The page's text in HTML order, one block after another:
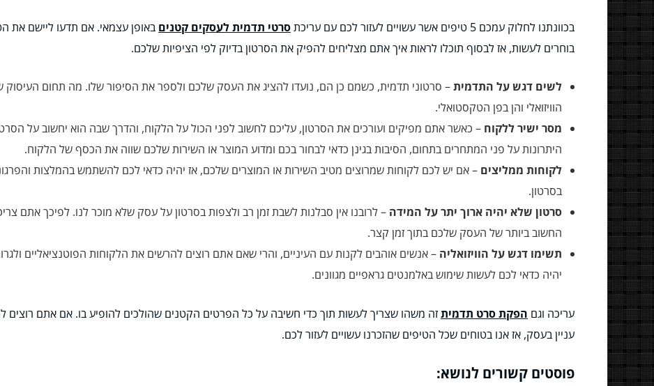
בכוונתנו לחלוק עמכם 5 טיפים אשר עשויים לעזור לכם עם עריכת סרטי תדמית לעסקים קטנים באופן עצמאי. אם תדעו ליישם את
בוחרים לעשות, אז לבסוף תוכלו לראות איך אתם מצליחים להפיק את הסרטון בדיוק לפי הציפיות שלכם.
לשים דגש על התדמית– סרטוני תדמית, כשמם כן הם, נועדו להציג את העסק שלכם ולספר את הסיפור שלו. מה תחום
הוויזואלי והן בפן הטקסטואלי.
מסר ישיר ללקוח – כאשר אתם מפיקים ועורכים את הסרטון, עליכם לחשוב לפני הכול על הלקוח, והדרך שבה הוא יחשוב על
היתרונות על פני המתחרים בתחום, הסיבות בגינן כדאי לבחור בכם ומדוע המוצר או השירות שלכם שווה את הכסף של הלקוח.
לקוחות ממליצים – אם יש לכם לקוחות שמרוצים מטיב השירות או המוצרים שלכם, אז יהיה כדאי לכם להשתמש בהמלצות
בסרטון.
סרטון שלא יהיה ארוך יתר על המידה – לרובנו אין סבלנות לשבת זמן רב ולצפות בסרטון על עסק שלא מוכר לנו. לפיכך אתם
החשוב ביותר של העסק שלכם בתוך זמן קצר.
תשימו דגש על הוויזואליה – אנשים אוהבים לקנות עם העיניים, והרי שאם אתם רוצים להרשים את הלקוחות הפוטנציאליים
יהיה כדאי לכם לעשות שימוש באלמנטים גראפיים מגוונים.
עריכה וגם הפקת סרט תדמיתזה משהו שצריך לעשות תוך כדי חשיבה על כל הפרטים הקטנים שהולכים להופיע בו. אם אתם רוצים
עניין בעסק, אז אנו בטוחים שכל הטיפים שהזכרנו עשויים לעזור לכם.
פוסטים קשורים לנושא: